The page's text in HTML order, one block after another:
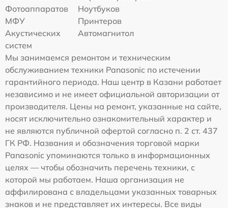
Фотоаппаратов
Ноутбуков
МФУ
Принтеров
Акустических
систем
Автомагнитол
Мы занимаемся ремонтом и техническим
обслуживанием техники Panasonic по истечении
гарантийного периода. Наш центр в Казани работает
независимо и не имеет официальной авторизации от
производителя. Цены на ремонт, указанные на сайте,
носят исключительно ознакомительный характер и
не являются публичной офертой согласно п. 2 ст. 437
ГК РФ. Названия и обозначения торговой марки
Panasonic упоминаются только в информационных
целях — чтобы обозначить перечень техники, с
которой мы работаем. Наша организация не
аффилирована с владельцами указанных товарных
знаков и не представляет их интересы. Все виды